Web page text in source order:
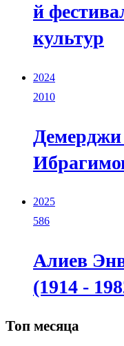
й
культур
2024
2010
2025
586
Алиев
(1914 -
Топ месяца